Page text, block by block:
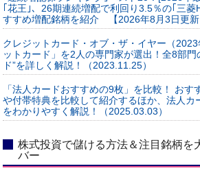
｢花王｣、26期連続増配で利回り3.5％の｢三
すすめ増配銘柄を紹介 【2026年8月3日更新
クレジットカード・オブ・ザ・イヤー（
ットカード」を2人の専門家が選出！全8部門
ド”を詳しく解説！（2023.11.25）
「法人カードおすすめの9枚」を比較！ おす
や付帯特典を比較して紹介するほか、法人カ
をわかりやすく解説！（2025.03.03）
株式投資で儲ける方法＆注目銘柄を
バー